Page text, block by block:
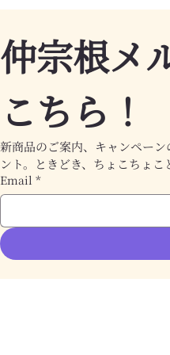
仲宗根メ
こちら！
新商品のご案内、キャンペー
ント。ときどき、ちょこちょこ
Email *